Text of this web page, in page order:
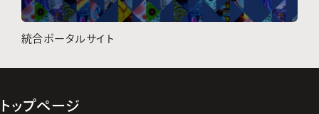
統合ポータルサイト
トップページ